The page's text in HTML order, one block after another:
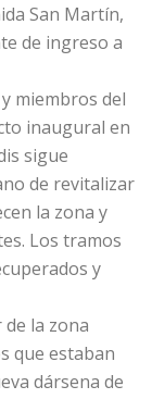
San Martín,
de ingreso a
miembros del
inaugural en
sigue
de revitalizar
la zona y
Los tramos
y
la zona
que estaban
dársena de